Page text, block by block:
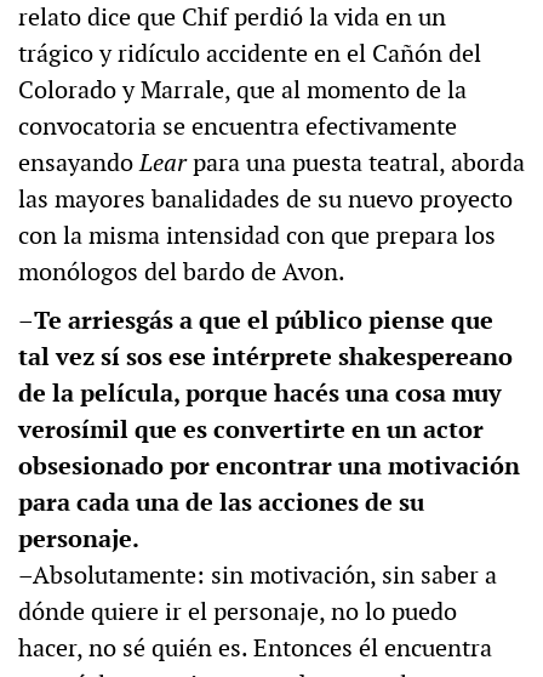
relato dice que Chif perdió la vida en un
trágico y ridículo accidente en el Cañón del
Colorado y Marrale, que al momento de la
convocatoria se encuentra efectivamente
ensayandoLearpara una puesta teatral, aborda
las mayores banalidades de su nuevo proyecto
con la misma intensidad con que prepara los
monólogos del bardo de Avon.
–Te arriesgás a que el público piense que
tal vez sí sos ese intérprete shakespereano
de la película, porque hacés una cosa muy
verosímil que es convertirte en un actor
obsesionado por encontrar una motivación
para cada una de las acciones de su
personaje.
–Absolutamente: sin motivación, sin saber a
dónde quiere ir el personaje, no lo puedo
hacer, no sé quién es. Entonces él encuentra